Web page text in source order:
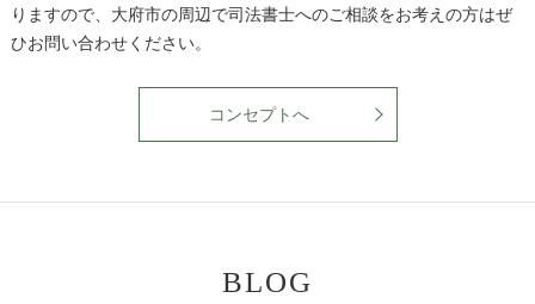
りますので、大府市の周辺で司法書士へのご相談をお考えの方はぜ
ひお問い合わせください。
コンセプトへ
BLOG